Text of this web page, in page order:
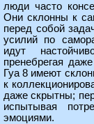
люди часто
Они склонны к
перед собой
усилий по
идут
пренебрегая
Гуа 8 имеют
к
даже скрытны;
испытывая
эмоциями.